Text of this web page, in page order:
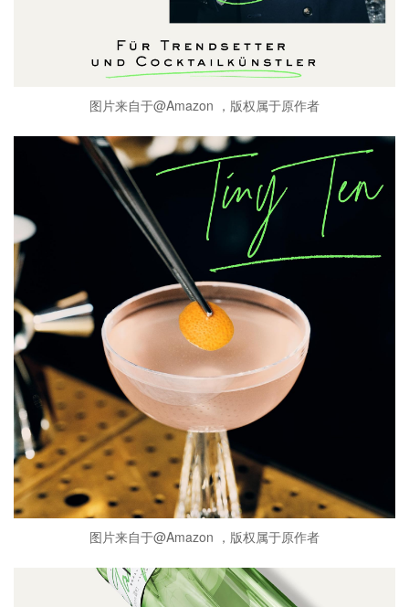
图片来自于@Amazon ，版权属于原作者
图片来自于@Amazon ，版权属于原作者